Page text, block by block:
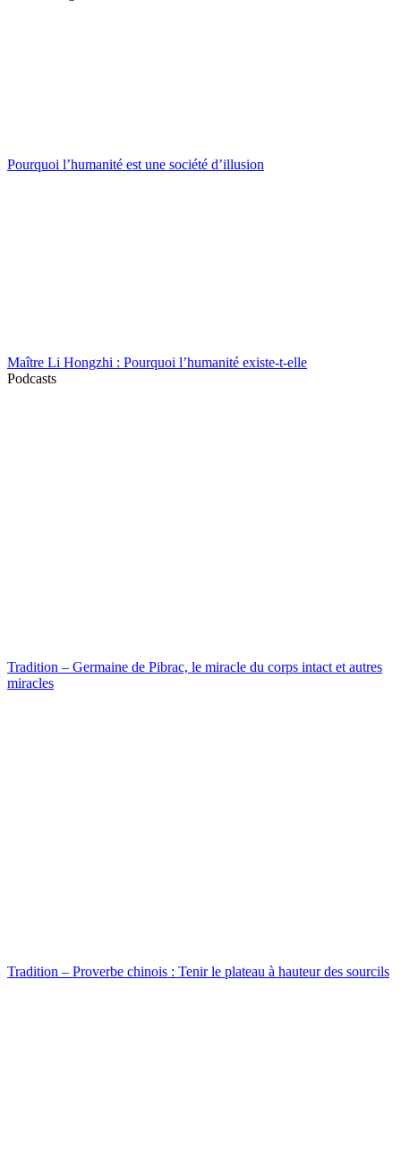
Pourquoi l’humanité est une société d’illusion
Maître Li Hongzhi : Pourquoi l’humanité existe-t-elle
Podcasts
Tradition – Germaine de Pibrac, le miracle du corps intact et autres
miracles
Tradition – Proverbe chinois : Tenir le plateau à hauteur des sourcils